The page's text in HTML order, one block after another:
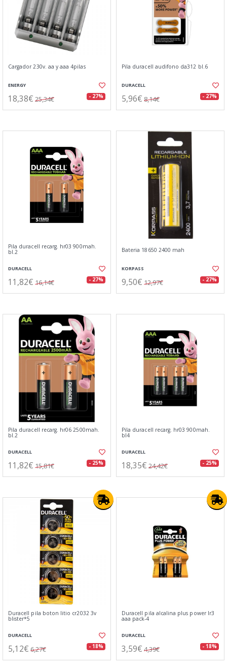
Cargador 230v. aa y aaa 4pilas
ENERGY
18,38€ 25,34€ - 27%
Pila duracell audifono da312 bl.6
DURACELL
5,96€ 8,14€ - 27%
Pila duracell recarg. hr03 900mah.
bl.2
DURACELL
11,82€ 16,14€ - 27%
Bateria 18650 2400 mah
KORPASS
9,50€ 12,97€ - 27%
Pila duracell recarg. hr06 2500mah.
bl.2
DURACELL
11,82€ 15,81€ - 25%
Pila duracell recarg. hr03 900mah.
bl4
DURACELL
18,35€ 24,42€ - 25%
Duracell pila boton litio cr2032 3v
blister*5
DURACELL
5,12€ 6,27€ - 18%
Duracell pila alcalina plus power lr3
aaa pack-4
DURACELL
3,59€ 4,39€ - 18%